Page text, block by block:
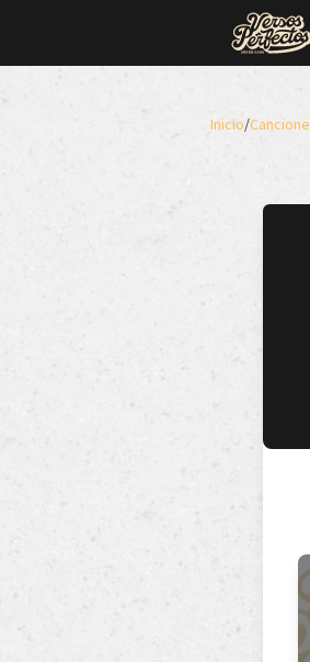
Inicio/